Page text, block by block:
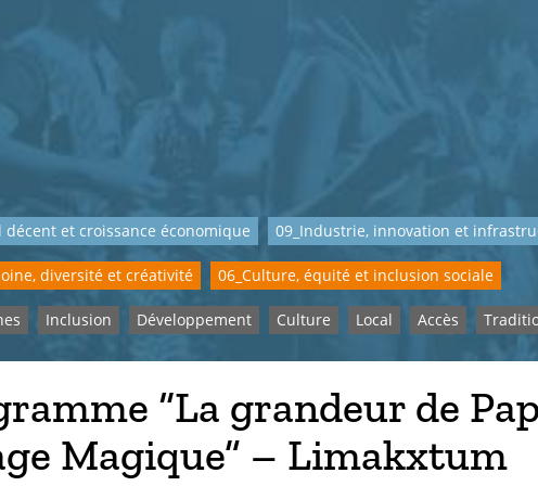
décent et croissance économique 09_Industrie, innovation et
diversité et créativité 06_Culture, équité et inclusion sociale
Inclusion Développement Culture Local Accès
“La grandeur de
Magique” – Limakxtum